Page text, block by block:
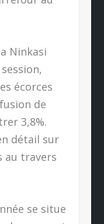
Ninkasi
écorces
de
3,8%.
détail sur
au travers
se situe